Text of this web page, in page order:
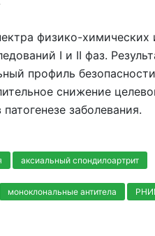
физико-химических
I и II фаз.
профиль
снижение
заболевания.
аксиальный спондилоартрит
моноклональные антитела